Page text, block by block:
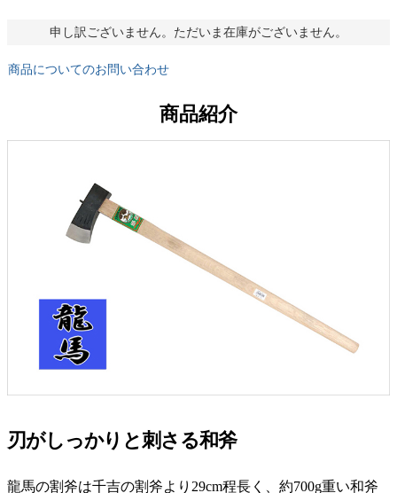
申し訳ございません。ただいま在庫がございません。
商品についてのお問い合わせ
商品紹介
刃がしっかりと刺さる和斧
龍馬の割斧は千吉の割斧より29cm程長く、約700g重い和斧